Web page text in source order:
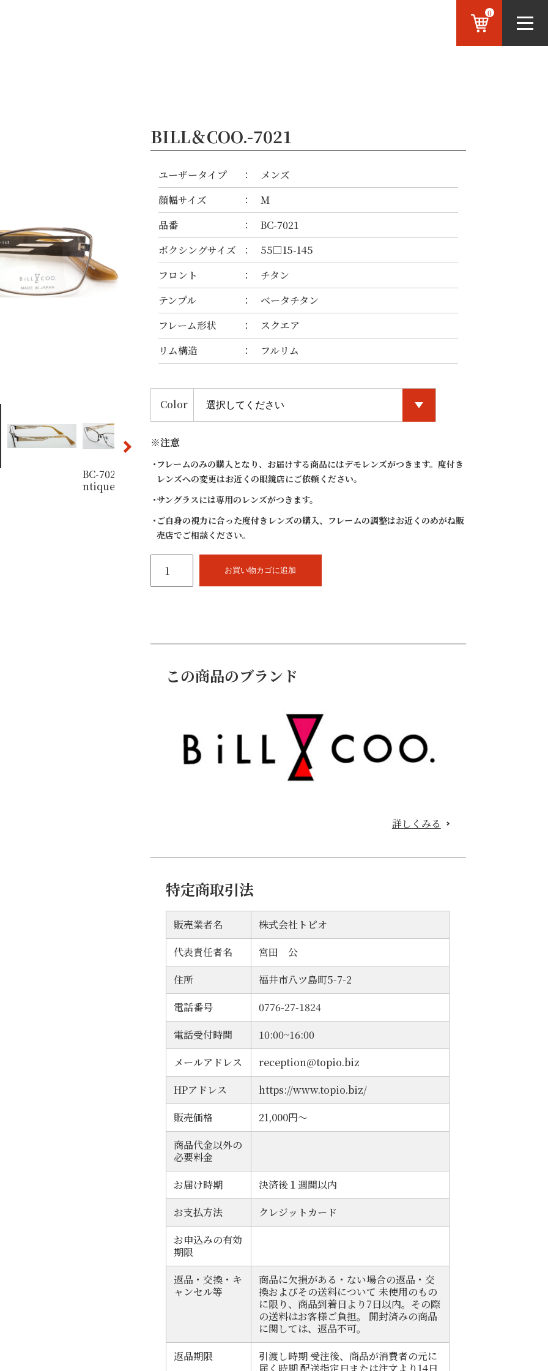
0
BC-7021 C-1 a
ntique gold /
BC-7021 C-2 a
ntique silver /
silver
BC-7021 C-3 bl
ack / red
BC-7021
BILL＆COO.-7021
ユーザータイプ
メンズ
顔幅サイズ
M
品番
BC-7021
ボクシングサイズ
55□15-145
フロント
チタン
テンプル
ベータチタン
フレーム形状
スクエア
リム構造
フルリム
Color
※注意
フレームのみの購入となり、お届けする商品にはデモレンズがつきます。度付き
レンズへの変更はお近くの眼鏡店にご依頼ください。
サングラスには専用のレンズがつきます。
ご自身の視力に合った度付きレンズの購入、フレームの調整はお近くのめがね販
売店でご相談ください。
BILL
COO.-7021
お買い物カゴに追加
この商品のブランド
詳しくみる
特定商取引法
販売業者名
株式会社トピオ
代表責任者名
宮田 公
住所
福井市八ツ島町5-7-2
電話番号
0776-27-1824
電話受付時間
10:00~16:00
メールアドレス
reception@topio.biz
HPアドレス
https://www.topio.biz/
販売価格
21,000円～
商品代金以外の
必要料金
お届け時期
決済後１週間以内
お支払方法
クレジットカード
お申込みの有効
期限
返品・交換・キ
ャンセル等
商品に欠損がある・ない場合の返品・交
換およびその送料について 未使用のもの
に限り、商品到着日より7日以内。その際
の送料はお客様ご負担。 開封済みの商品
に関しては、返品不可。
返品期限
引渡し時期 受注後、商品が消費者の元に